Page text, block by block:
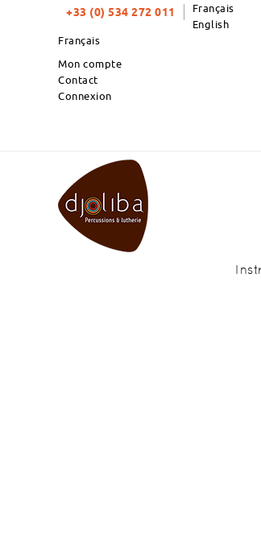
+33 (0) 534 272 011
Français
English
Français
Mon compte
Contact
Connexion
TOP PRODUITS